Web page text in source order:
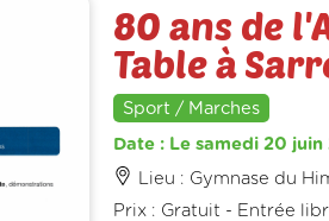
80 ans de
Table à
Sport / Marches
Date : Le samedi 20 juin
Lieu : Gymnase du
Prix : Gratuit - Entrée